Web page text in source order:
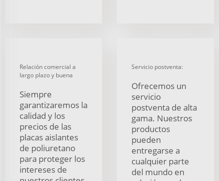
Relación comercial a
largo plazo y buena
Siempre
garantizaremos la
calidad y los
precios de las
placas aislantes
de poliuretano
para proteger los
intereses de
Servicio postventa:
Ofrecemos un
servicio
postventa de alta
gama. Nuestros
productos
pueden
entregarse a
cualquier parte
del mundo en